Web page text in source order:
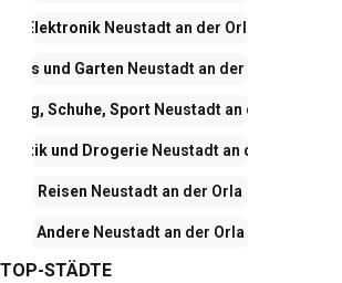
ElektronikNeustadt an der Orla
Haus und Garten Neustadt an der Orla
Schuhe, Sport Neustadt an der Orla
und Drogerie Neustadt an der Orla
Reisen Neustadt an der Orla
AndereNeustadt an der Orla
TOP-STÄDTE